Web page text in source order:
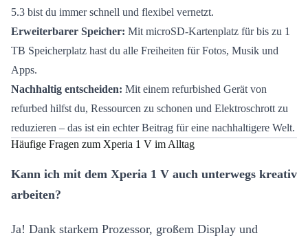
5.3 bist du immer schnell und flexibel vernetzt.
Erweiterbarer Speicher: Mit microSD-Kartenplatz für bis zu 1
TB Speicherplatz hast du alle Freiheiten für Fotos, Musik und
Apps.
Nachhaltig entscheiden: Mit einem refurbished Gerät von
refurbed hilfst du, Ressourcen zu schonen und Elektroschrott zu
reduzieren – das ist ein echter Beitrag für eine nachhaltigere Welt.
Häufige Fragen zum Xperia 1 V im Alltag
Kann ich mit dem Xperia 1 V auch unterwegs kreativ
arbeiten?
Ja! Dank starkem Prozessor, großem Display und